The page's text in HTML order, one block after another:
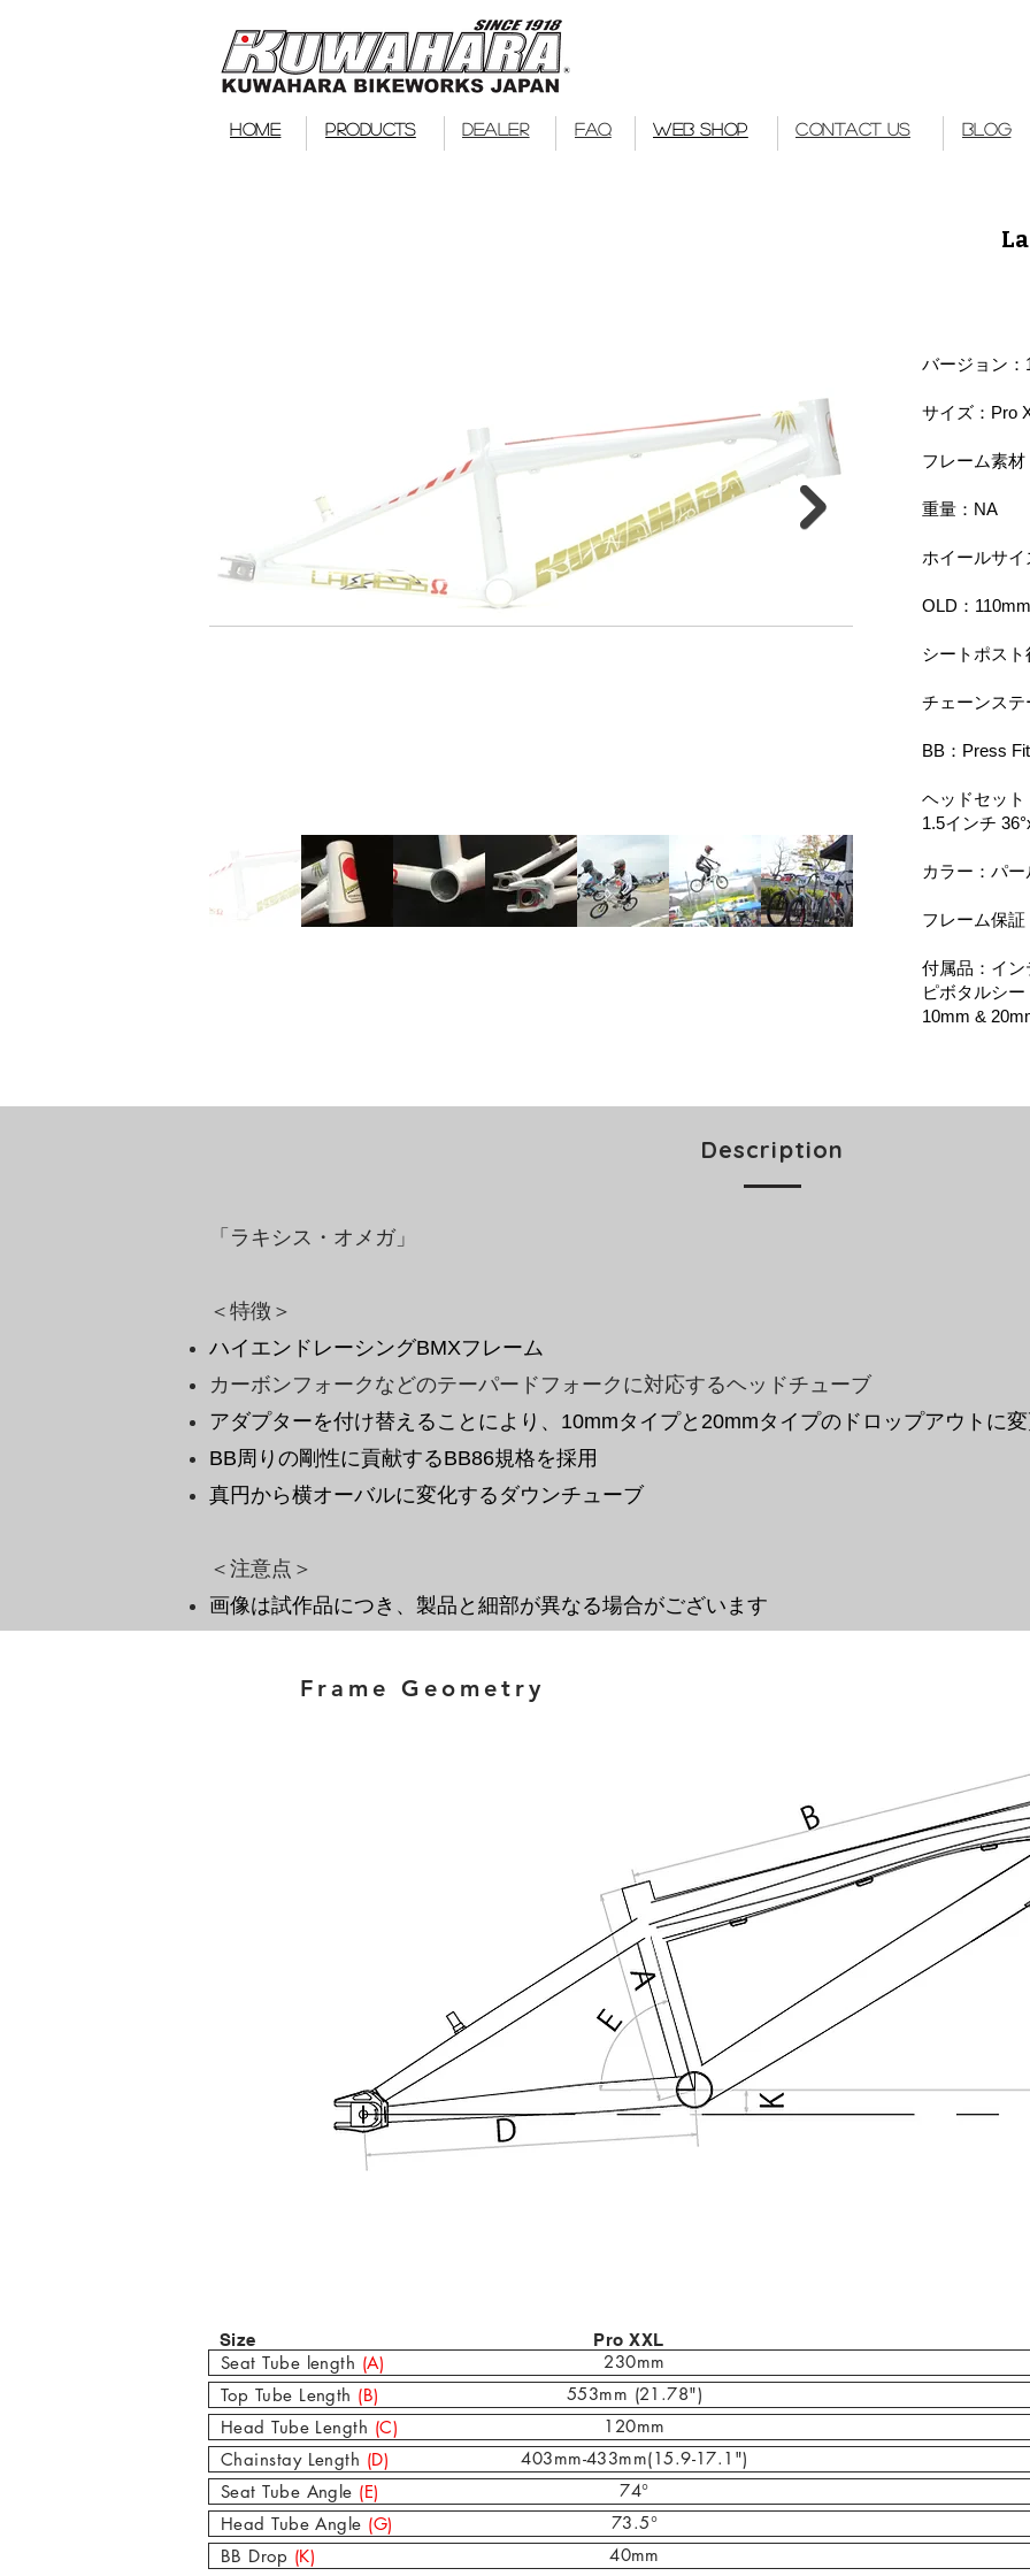
HOME PRODUCTS DEALER FAQ WEB SHOP CONTACT US BLOG
バージョン：
サイズ：Pro
フレーム素材
重量：NA
ホイールサ
OLD：110mm
シートポス
チェーンス
BB：Press
ヘッドセット
1.5インチ
カラー：パ
フレーム保証
付属品：イ
ピボタルシ
10mm &
Description
「ラキシス・オメガ」
＜特徴＞
ハイエンドレーシングBMXフレーム
カーボンフォークなどのテーパードフォークに対応するヘッドチューブ
アダプターを付け替えることにより、10mmタイプと20mmタイプのドロップアウトに
BB周りの剛性に貢献するBB86規格を採用
真円から横オーバルに変化するダウンチューブ
​＜注意点＞
画像は試作品につき、製品と細部が異なる場合がございます
Frame Geometry
Size Pro XXL
Seat Tube length (A)
230mm
Top Tube Length (B)
553mm (21.78")
Head Tube Length (C)
120mm
Chainstay Length (D)
403mm-433mm(15.9-17.1")
Seat Tube Angle (E)
74°
Head Tube Angle (G)
73.5°
BB Drop (K) 40mm